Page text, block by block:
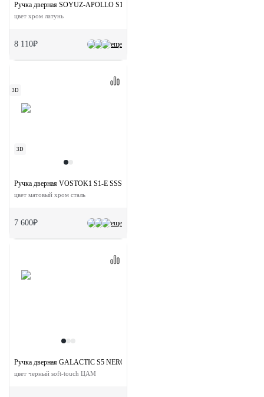
еще
Ручка дверная SOYUZ-APOLLO S1-E SSB на квадратной розетке
цвет хром латунь
8 110₽
3D
3D
еще
Ручка дверная VOSTOK1 S1-E SSS на квадратной розетке
цвет матовый хром сталь
7 600₽
Ручка дверная GALACTIC S5 NERO-ST на квадратной розетке
цвет черный soft-touch ЦАМ